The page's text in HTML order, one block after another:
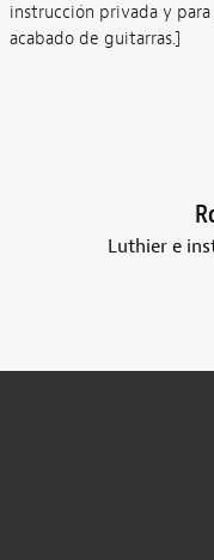
instrucción privada y
acabado de guitarras.]
Luthier e